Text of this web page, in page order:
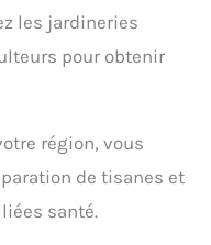
les jardineries
pour obtenir
région, vous
de tisanes et
santé.